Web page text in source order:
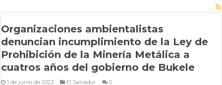
Organizaciones ambientalistas
denuncian incumplimiento de la Ley de
Prohibición de la Minería Metálica a
cuatros años del gobierno de Bukele
1 de junio de 2023 El Salvador 0